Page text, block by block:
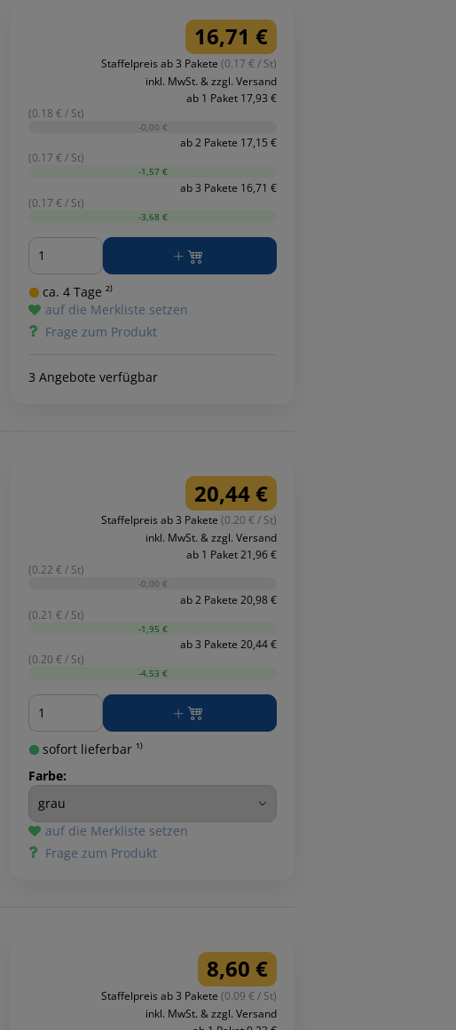
16,71 €
Staffelpreis ab 3 Pakete (0.17 € / St)
inkl. MwSt. & zzgl. Versand
ab 1 Paket 17,93 €
(0.18 € / St)
-0,00 €
ab 2 Pakete 17,15 €
(0.17 € / St)
-1,57 €
ab 3 Pakete 16,71 €
(0.17 € / St)
-3,68 €
Menge
ca. 4 Tage ²⁾
auf die Merkliste setzen
Frage zum Produkt
3 Angebote verfügbar
20,44 €
Staffelpreis ab 3 Pakete (0.20 € / St)
inkl. MwSt. & zzgl. Versand
ab 1 Paket 21,96 €
(0.22 € / St)
-0,00 €
ab 2 Pakete 20,98 €
(0.21 € / St)
-1,95 €
ab 3 Pakete 20,44 €
(0.20 € / St)
-4,53 €
Menge
sofort lieferbar ¹⁾
Farbe:
auf die Merkliste setzen
Frage zum Produkt
8,60 €
Staffelpreis ab 3 Pakete (0.09 € / St)
inkl. MwSt. & zzgl. Versand